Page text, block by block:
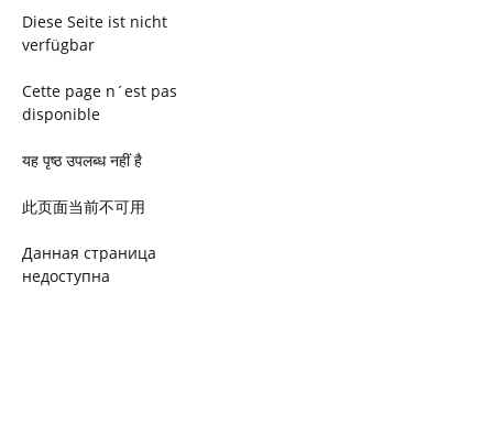
Diese Seite ist nicht
verfügbar
Cette page n´est pas
disponible
यह पृष्ठ उपलब्ध नहीं है
此页面当前不可用
Данная страница
недоступна